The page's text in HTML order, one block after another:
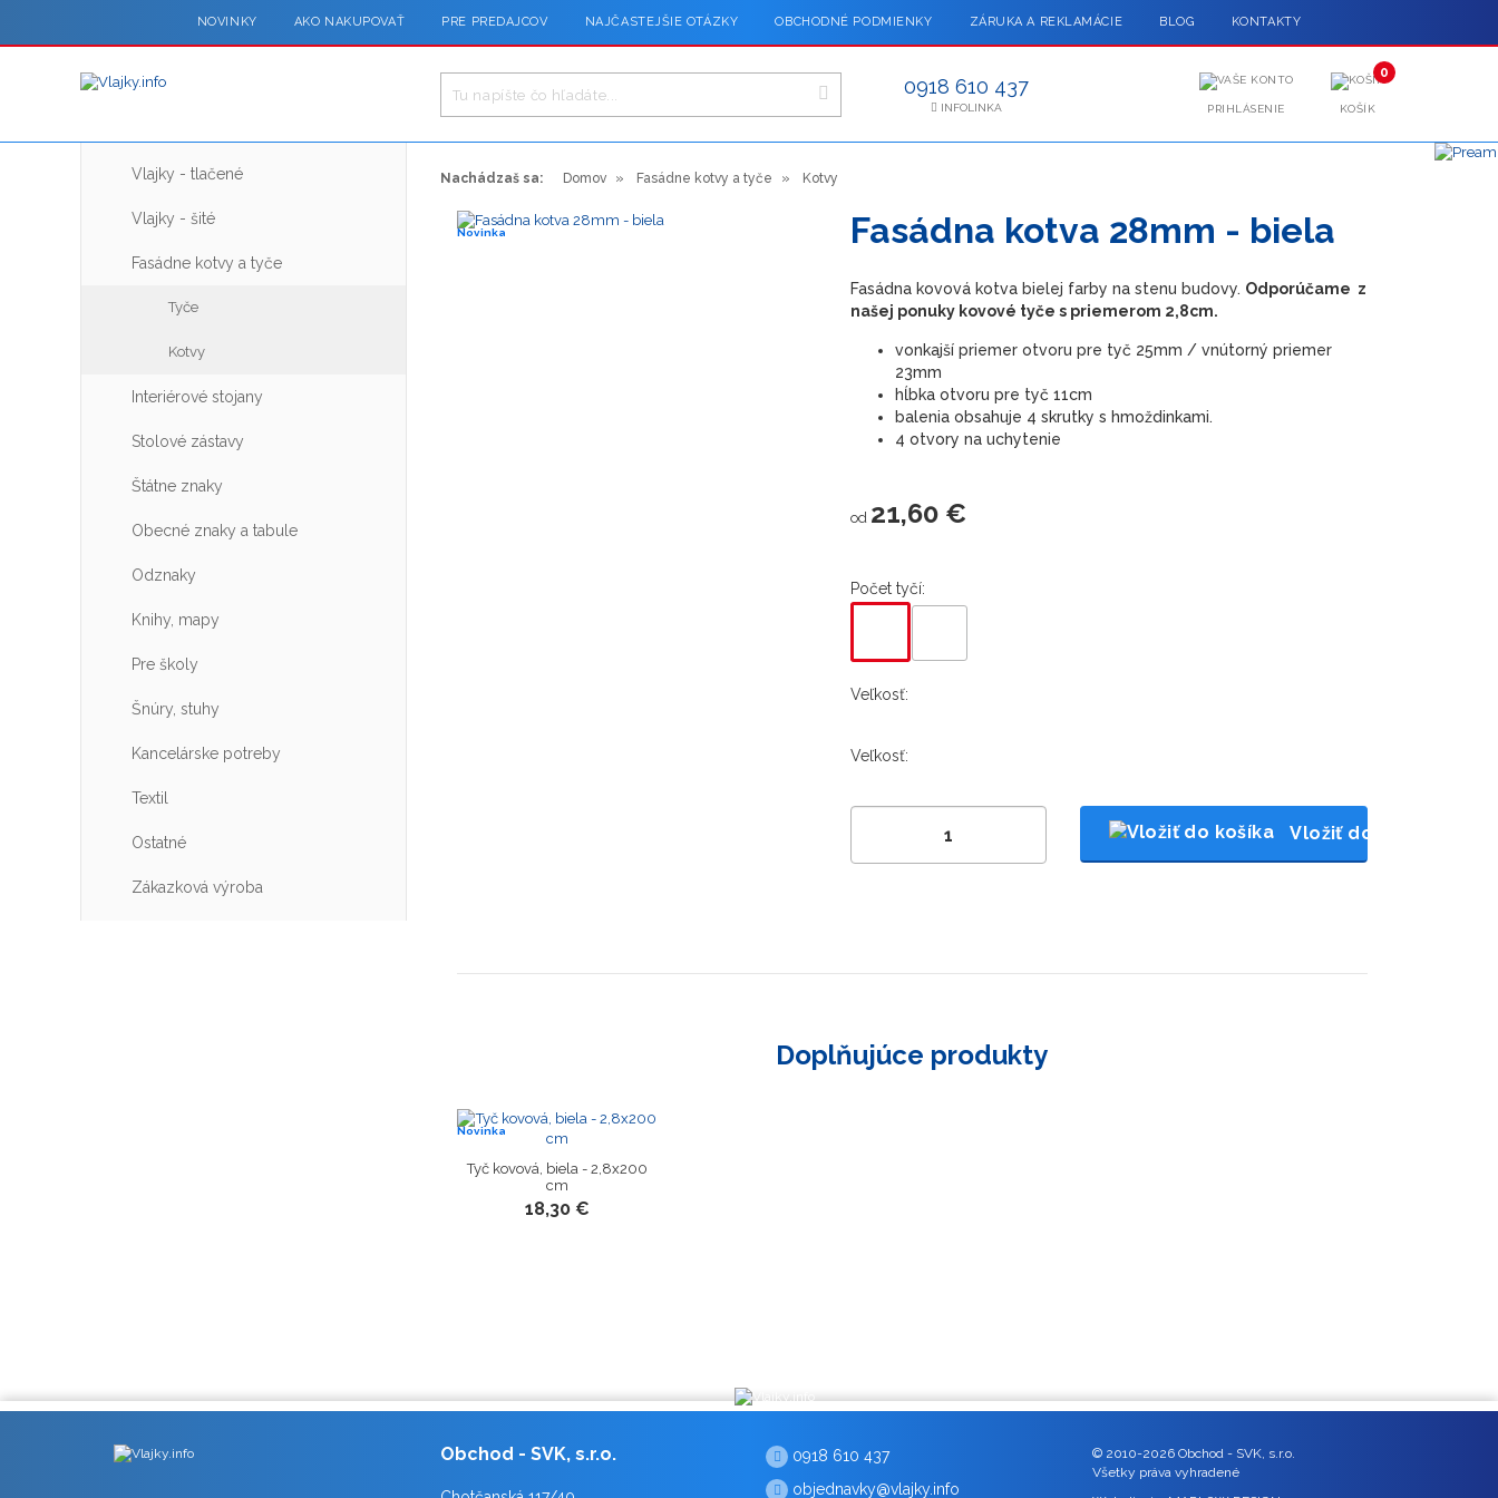
Nachádzaš sa: Domov Fasádne kotvy a tyče Kotvy
Fasádna kotva 28mm - biela
Fasádna kovová kotva bielej farby na stenu budovy. Odporúčame z
našej ponuky kovové tyče s priemerom 2,8cm.
vonkajší priemer otvoru pre tyč 25mm / vnútorný priemer
23mm
hĺbka otvoru pre tyč 11cm
balenia obsahuje 4 skrutky s hmoždinkami.
4 otvory na uchytenie
od 21,60 €
Počet tyčí:
Veľkosť:
Veľkosť:
Vložiť do košíka
Novinka
Doplňujúce produkty
Novinka
Tyč kovová, biela - 2,8x200
cm
18,30 €
Vlajky - tlačené
Vlajky - šité
Fasádne kotvy a tyče
Tyče
Kotvy
Interiérové stojany
Stolové zástavy
Štátne znaky
Obecné znaky a tabule
Odznaky
Knihy, mapy
Pre školy
Šnúry, stuhy
Kancelárske potreby
Textil
Ostatné
Zákazková výroba
Obchod - SVK, s.r.o.
0918 610 437
objednavky@vlajky.info
© 2010-2026 Obchod - SVK, s.r.o.
Všetky práva vyhradené
NOVINKY AKO NAKUPOVAŤ PRE PREDAJCOV NAJČASTEJŠIE OTÁZKY OBCHODNÉ PODMIENKY ZÁRUKA A REKLAMÁCIE BLOG KONTAKTY
0918 610 437
INFOLINKA PRIHLÁSENIE
0
KOŠÍK